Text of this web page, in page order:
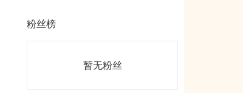
粉丝榜
暂无粉丝